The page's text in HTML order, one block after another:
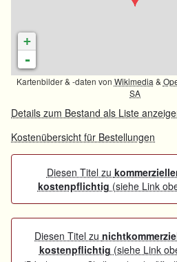
+
-
Kartenbilder & -daten von Wikimedia &
SA
Details zum Bestand als Liste
Kostenübersicht für Bestellungen
Diesen Titel zu
kostenpflichtig (siehe Link
Diesen Titel zu
kostenpflichtig (siehe Link